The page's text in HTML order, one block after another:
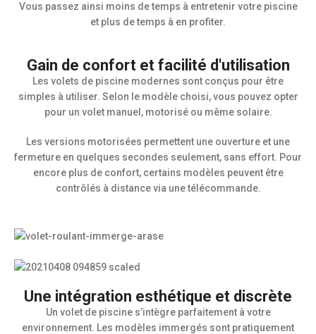
Vous passez ainsi moins de temps à entretenir votre piscine
et plus de temps à en profiter.
Gain de confort et facilité d'utilisation
Les volets de piscine modernes sont conçus pour être
simples à utiliser. Selon le modèle choisi, vous pouvez opter
pour un volet manuel, motorisé ou même solaire.
Les versions motorisées permettent une ouverture et une
fermeture en quelques secondes seulement, sans effort. Pour
encore plus de confort, certains modèles peuvent être
contrôlés à distance via une télécommande.
Une intégration esthétique et discrète
Un volet de piscine s’intègre parfaitement à votre
environnement. Les modèles immergés sont pratiquement